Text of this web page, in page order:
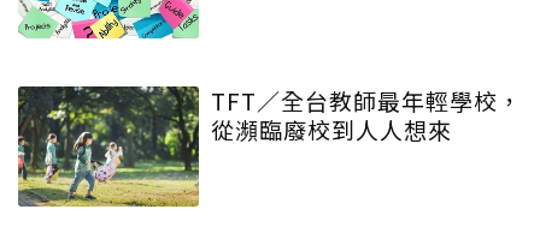
TFT／全台教師最年輕學校，
從瀕臨廢校到人人想來